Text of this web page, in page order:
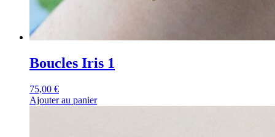
Boucles Iris 1
75,00 €
Ajouter au panier